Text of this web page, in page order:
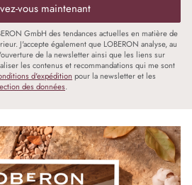
vous maintenant
GmbH des tendances actuelles en matière de
J'accepte également que LOBERON analyse, au
de la newsletter ainsi que les liens sur
les contenus et recommandations qui me sont
d'expédition pour la newsletter et les
des données.